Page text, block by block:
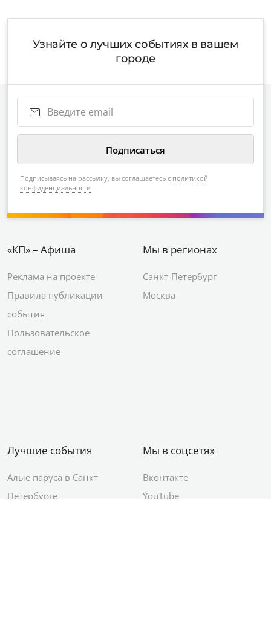
Узнайте о лучших событиях в вашем
городе
Подписываясь на рассылку, вы соглашаетесь с политикой
конфиденциальности
«КП» – Афиша
Реклама на проекте
Правила публикации
события
Пользовательское
соглашение
Мы в регионах
Санкт-Петербург
Москва
Лучшие события
Алые паруса в Санкт
Петербурге
Мы в соцсетях
Вконтакте
YouTube